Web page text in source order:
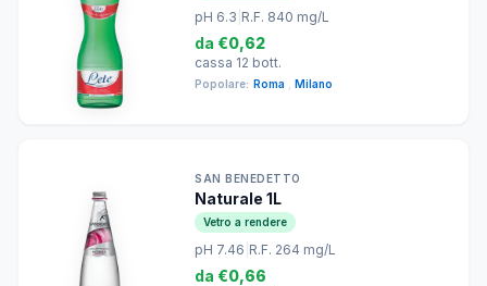
pH 6.3 R.F. 840 mg/L
da €0,62
cassa 12 bott.
Popolare: Roma Milano
SAN BENEDETTO
Naturale 1L
Vetro a rendere
pH 7.46 R.F. 264 mg/L
da €0,66